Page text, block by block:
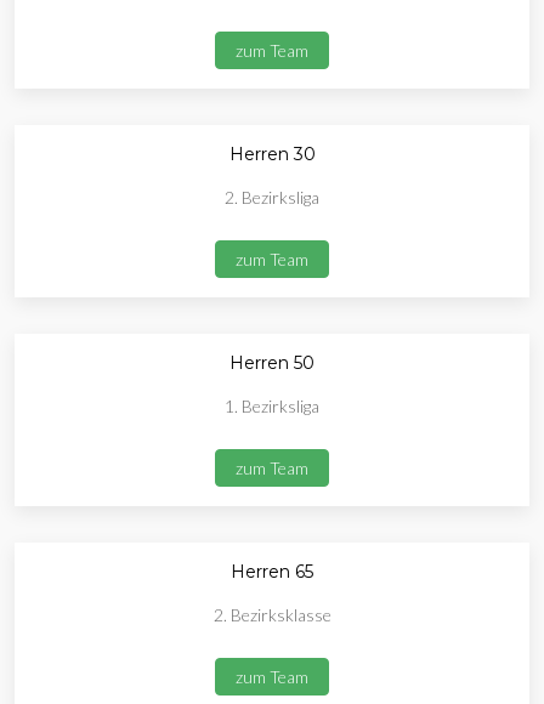
zum Team
Herren 30
2. Bezirksliga
zum Team
Herren 50
1. Bezirksliga
zum Team
Herren 65
2. Bezirksklasse
zum Team